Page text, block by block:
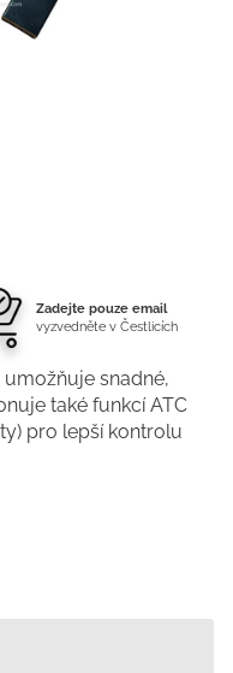
Zadejte pouze email
vyzvedněte v Čestlicích
snadné,
také funkcí ATC
pro lepší kontrolu